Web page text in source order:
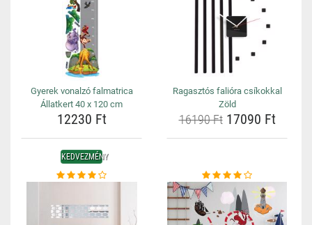
Gyerek vonalzó falmatrica
Állatkert 40 x 120 cm
12230 Ft
Ragasztós falióra csíkokkal
Zöld
16190 Ft17090 Ft
KEDVEZMÉNY